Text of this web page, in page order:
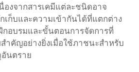
องจากสารเคมีแต่ละชนิดอาจ
เก็บและความเข้ากันได้ที่แตกต่าง
กอบรมและขั้นตอนการจัดการที่
ำคัญอย่างยิ่งเมื่อใช้ภาชนะสำหรับ
นตราย